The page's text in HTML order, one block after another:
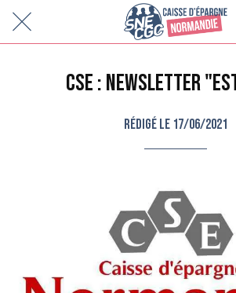
CSE : Newsletter
Rédigé le 17/06/2021